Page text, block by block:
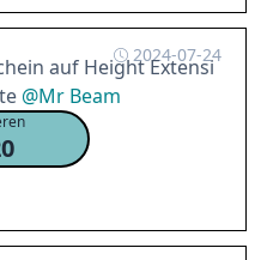
2024-07-24
auf Height Extensi
@Mr Beam